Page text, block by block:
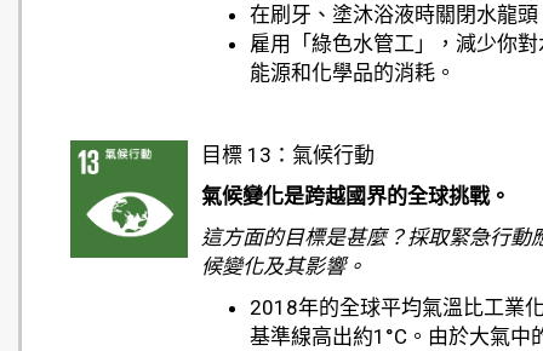
在刷牙、塗沐浴液時關閉水龍頭
雇用「綠色水管工」，減少你對
能源和化學品的消耗。
目標 13：氣候行動
氣候變化是跨越國界的全球挑戰。
這方面的目標是甚麼？採取緊急行動
候變化及其影響。
2018年的全球平均氣溫比工業
基準線高出約1°C。由於大氣中